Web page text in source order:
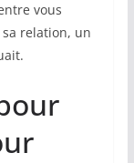
vous
sa relation, un